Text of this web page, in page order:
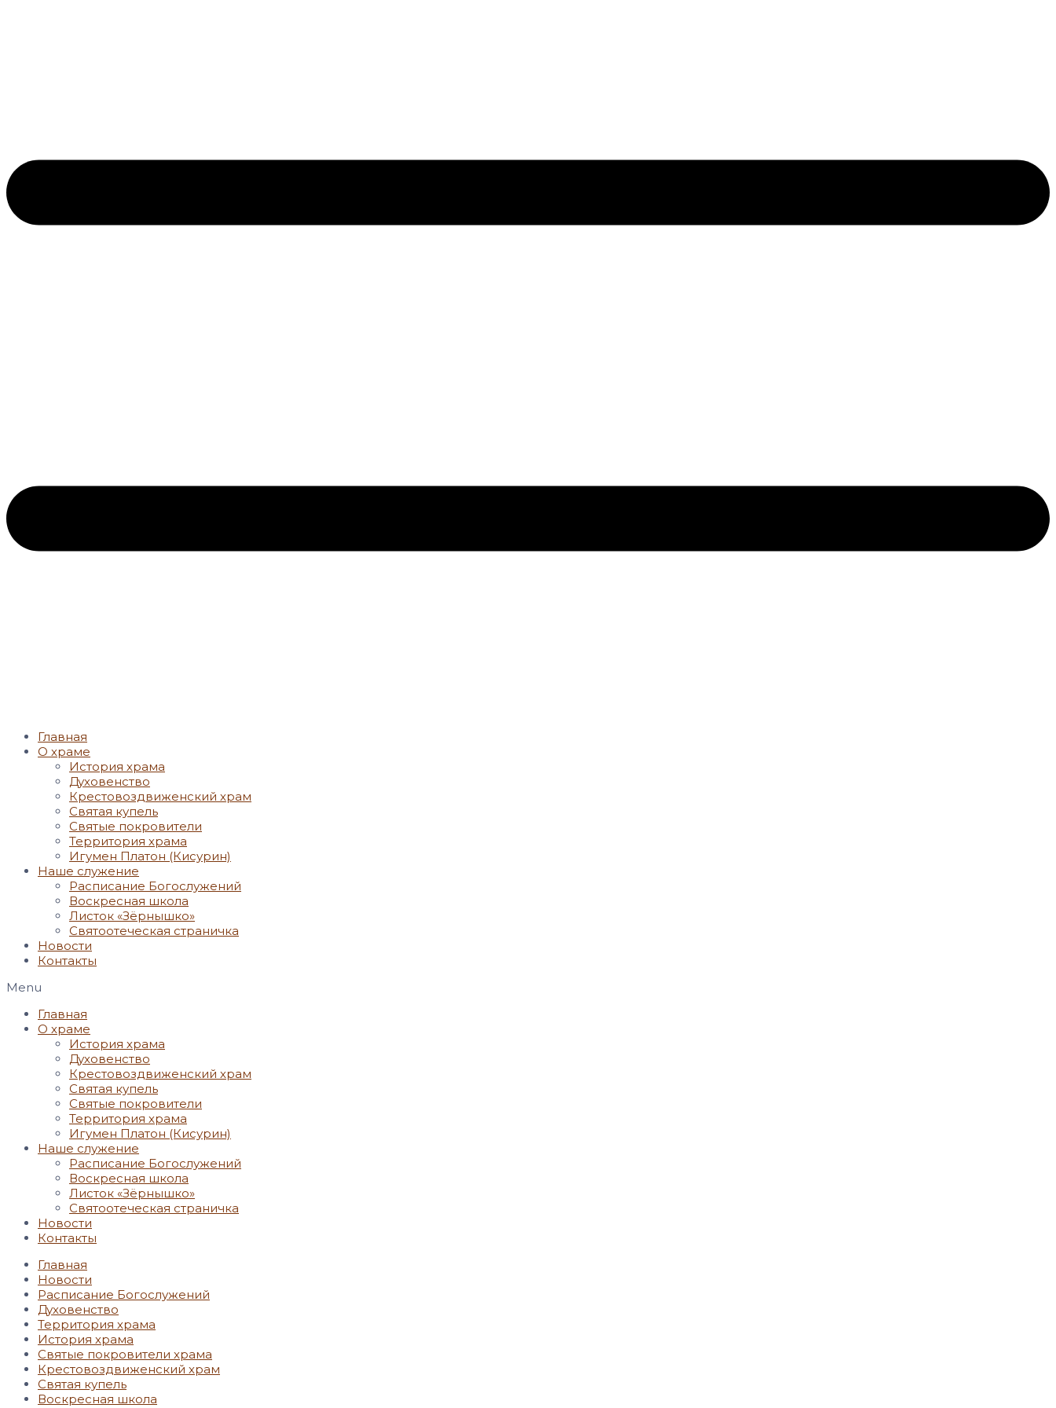
Главная
О храме
История храма
Духовенство
Крестовоздвиженский храм
Святая купель
Святые покровители
Территория храма
Игумен Платон (Кисурин)
Наше служение
Расписание Богослужений
Воскресная школа
Листок «Зёрнышко»
Святоотеческая страничка
Новости
Контакты
Menu
Главная
О храме
История храма
Духовенство
Крестовоздвиженский храм
Святая купель
Святые покровители
Территория храма
Игумен Платон (Кисурин)
Наше служение
Расписание Богослужений
Воскресная школа
Листок «Зёрнышко»
Святоотеческая страничка
Новости
Контакты
Главная
Новости
Расписание Богослужений
Духовенство
Территория храма
История храма
Святые покровители храма
Крестовоздвиженский храм
Святая купель
Воскресная школа